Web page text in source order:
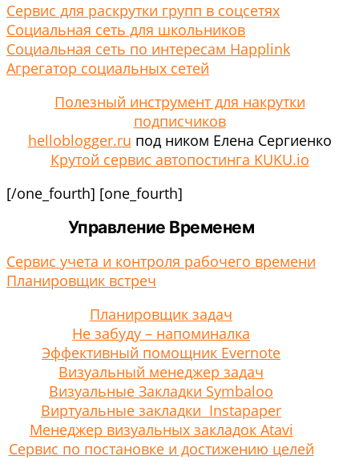
Сервис для раскрутки групп в соцсетях
Социальная сеть для школьников
Социальная сеть по интересам Happlink
Агрегатор социальных сетей
Полезный инструмент для накрутки
подписчиков
helloblogger.ru под ником Елена Сергиенко
Крутой сервис автопостинга KUKU.io
[/one_fourth] [one_fourth]
Управление Временем
Сервис учета и контроля рабочего времени
Планировщик встреч
Планировщик задач
Не забуду – напоминалка
Эффективный помощник Evernote
Визуальный менеджер задач
Визуальные Закладки Symbaloo
Виртуальные закладки Instapaper
Менеджер визуальных закладок Atavi
Сервис по постановке и достижению целей